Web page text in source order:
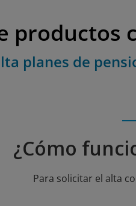
productos
planes de
¿Cómo
Para solicitar el alta